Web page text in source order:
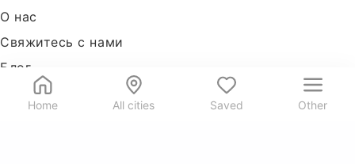
Home All cities Saved Other
О нас
Свяжитесь с нами
Блог
Tools